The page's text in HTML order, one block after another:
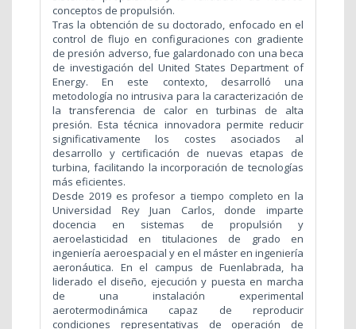
conceptos de propulsión.
Tras la obtención de su doctorado, enfocado en el
control de flujo en configuraciones con gradiente
de presión adverso, fue galardonado con una beca
de investigación del United States Department of
Energy. En este contexto, desarrolló una
metodología no intrusiva para la caracterización de
la transferencia de calor en turbinas de alta
presión. Esta técnica innovadora permite reducir
significativamente los costes asociados al
desarrollo y certificación de nuevas etapas de
turbina, facilitando la incorporación de tecnologías
más eficientes.
Desde 2019 es profesor a tiempo completo en la
Universidad Rey Juan Carlos, donde imparte
docencia en sistemas de propulsión y
aeroelasticidad en titulaciones de grado en
ingeniería aeroespacial y en el máster en ingeniería
aeronáutica. En el campus de Fuenlabrada, ha
liderado el diseño, ejecución y puesta en marcha
de una instalación experimental
aerotermodinámica capaz de reproducir
condiciones representativas de operación de